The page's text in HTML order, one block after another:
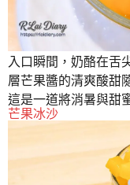
入口瞬間，奶酪在舌
層芒果醬的清爽酸甜
這是一道將消暑與甜
芒果冰沙